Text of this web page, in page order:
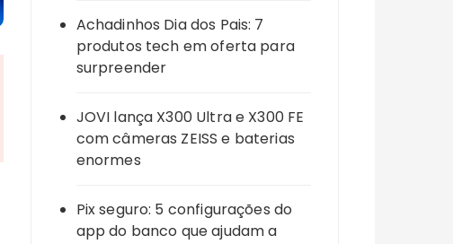
Achadinhos Dia dos Pais: 7
produtos tech em oferta para
surpreender
JOVI lança X300 Ultra e X300 FE
com câmeras ZEISS e baterias
enormes
Pix seguro: 5 configurações do
app do banco que ajudam a